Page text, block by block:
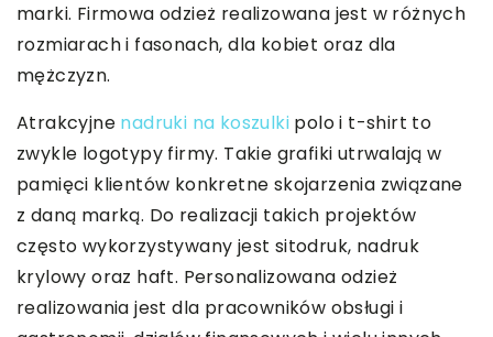
marki. Firmowa odzież realizowana jest w różnych
rozmiarach i fasonach, dla kobiet oraz dla
mężczyzn.
Atrakcyjne nadruki na koszulki polo i t-shirt to
zwykle logotypy firmy. Takie grafiki utrwalają w
pamięci klientów konkretne skojarzenia związane
z daną marką. Do realizacji takich projektów
często wykorzystywany jest sitodruk, nadruk
krylowy oraz haft. Personalizowana odzież
realizowania jest dla pracowników obsługi i